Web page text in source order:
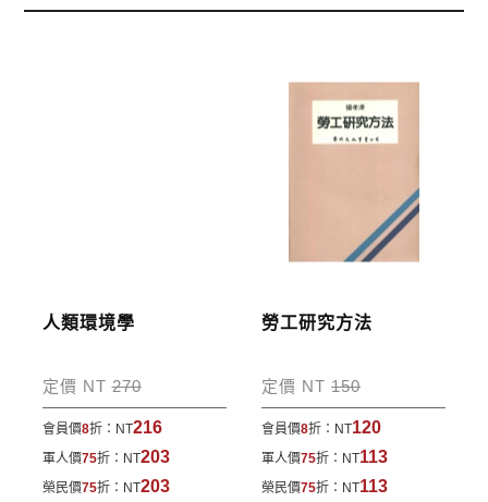
五碼，並於三日內完成匯款，以利核銷作業。
劃撥單，匯款者大名請填寫跟訂購者大名一致，以利
訂購完成後，可至會員專區查詢「我的訂單」，查詢
運費說明:
包裹運送，一律免運費；899元以下須自付80元運
費。外文書籍將由專人估價
，訂購後48小時內回覆運
人類環境學
定價 NT270
會員價8折： NT216
軍人價75折： NT203
榮民價75折： NT203
勞工研究方法
定價 NT150
會員價8折： NT120
軍人價75折： NT113
榮民價75折： NT113